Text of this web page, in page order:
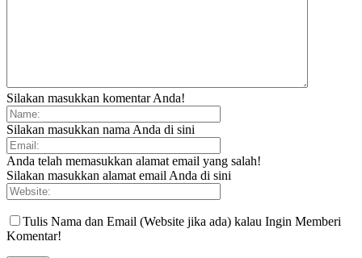
Silakan masukkan komentar Anda!
Silakan masukkan nama Anda di sini
Anda telah memasukkan alamat email yang salah!
Silakan masukkan alamat email Anda di sini
Tulis Nama dan Email (Website jika ada) kalau Ingin Memberi
Komentar!